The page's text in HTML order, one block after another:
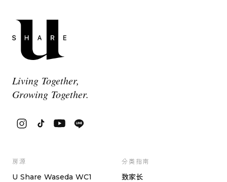
Living Together,
Growing Together.
房源
U Share Waseda WC1
分类指南
致家长